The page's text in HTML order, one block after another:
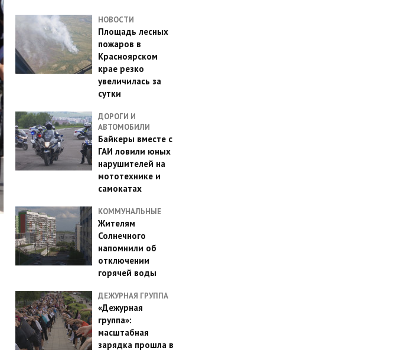
НОВОСТИ
Площадь лесных
пожаров в
Красноярском
крае резко
увеличилась за
сутки
ДОРОГИ И
АВТОМОБИЛИ
Байкеры вместе с
ГАИ ловили юных
нарушителей на
мототехнике и
самокатах
КОММУНАЛЬНЫЕ
Жителям
Солнечного
напомнили об
отключении
горячей воды
ДЕЖУРНАЯ ГРУППА
«Дежурная
группа»:
масштабная
зарядка прошла в